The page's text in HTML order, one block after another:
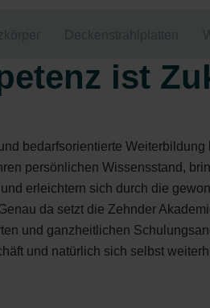
Deckenstrahlplatten
ist
bedarfsorientierte
persönlichen Wissensstand,
erleichtern sich durch die
da setzt die Zehnder
und ganzheitlichen
und natürlich sich selbst